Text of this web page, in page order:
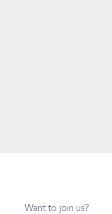
Want to join us?